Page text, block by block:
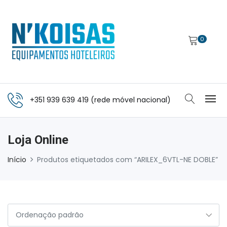
0
+351 939 639 419 (rede móvel nacional)
Loja Online
Início Produtos etiquetados com “ARILEX_6VTL-NE DOBLE”